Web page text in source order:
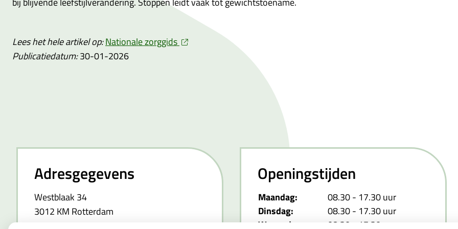
Lees het hele artikel op:Nationale zorggids
Publicatiedatum:30-01-2026
Adresgegevens
Westblaak 34
3012 KM Rotterdam
Openingstijden
Maandag:
08.30 - 17.30 uur
Dinsdag:
08.30 - 17.30 uur
Woensdag:
08.30 - 17.30 uur